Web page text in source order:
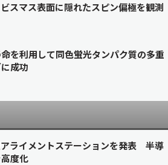
スマス表面に隠れたスピン偏極を観測
を利用して同色蛍光タンパク質の多重
成功
ライメントステーションを発表 半導
度化